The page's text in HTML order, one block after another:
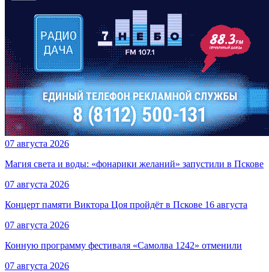
07 августа 2026
Магия света и воды: «фонарики желаний» запустили в Пскове
07 августа 2026
Концерт памяти Виктора Цоя пройдёт в Пскове 16 августа
07 августа 2026
Конную программу фестиваля «Самолва 1242» отменили
07 августа 2026